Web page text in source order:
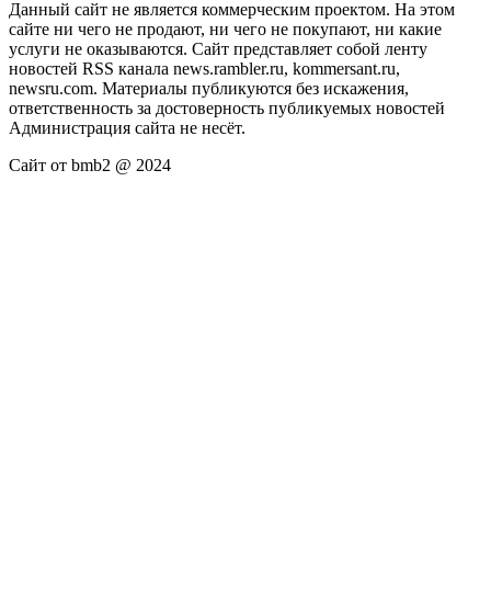
Данный сайт не является коммерческим проектом. На этом
сайте ни чего не продают, ни чего не покупают, ни какие
услуги не оказываются. Сайт представляет собой ленту
новостей RSS канала news.rambler.ru, kommersant.ru,
newsru.com. Материалы публикуются без искажения,
ответственность за достоверность публикуемых новостей
Администрация сайта не несёт.
Сайт от bmb2 @ 2024